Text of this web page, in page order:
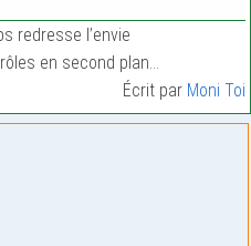
redresse l’envie
en second plan…
Écrit par Moni Toi